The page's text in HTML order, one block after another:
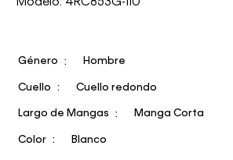
Género Hombre
Cuello Cuello redondo
Largo de Mangas Manga Corta
Color Blanco